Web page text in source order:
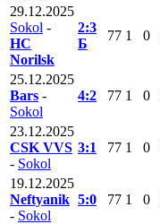
29.12.2025
Sokol -
HC
Norilsk
2:3
Б
77 1 0
25.12.2025
Bars -
Sokol
4:2 77 1 0
23.12.2025
CSK VVS
- Sokol
3:1 77 1 0
19.12.2025
Neftyanik
- Sokol
5:0 77 1 0